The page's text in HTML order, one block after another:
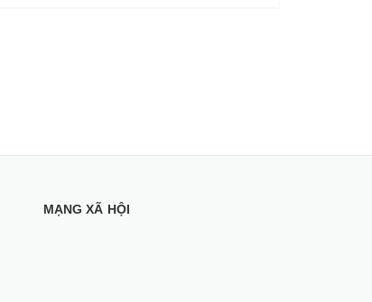
MẠNG XÃ HỘI